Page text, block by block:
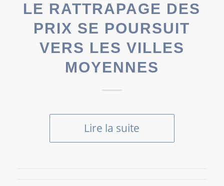
LE RATTRAPAGE DES
PRIX SE POURSUIT
VERS LES VILLES
MOYENNES
Lire la suite